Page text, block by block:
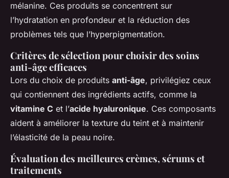
mélanine. Ces produits se concentrent sur
l’hydratation en profondeur et la réduction des
problèmes tels que l’hyperpigmentation.
Critères de sélection pour choisir des soins
anti-âge efficaces
Lors du choix de produits anti-âge, privilégiez ceux
qui contiennent des ingrédients actifs, comme la
vitamine C et l’acide hyaluronique. Ces composants
aident à améliorer la texture du teint et à maintenir
l’élasticité de la peau noire.
Évaluation des meilleures crèmes, sérums et
traitements